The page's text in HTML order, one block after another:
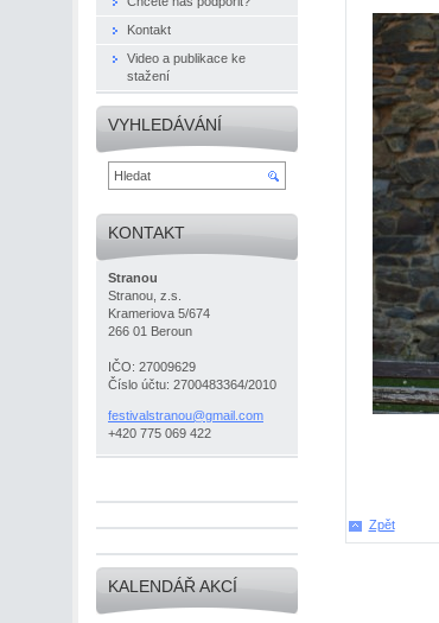
Zpět
Kontakt
Video a publikace ke
stažení
VYHLEDÁVÁNÍ
KONTAKT
Stranou
Stranou, z.s.
Krameriova 5/674
266 01 Beroun
IČO: 27009629
Číslo účtu: 2700483364/2010
festivalstranou@gmail.com
+420 775 069 422
KALENDÁŘ AKCÍ